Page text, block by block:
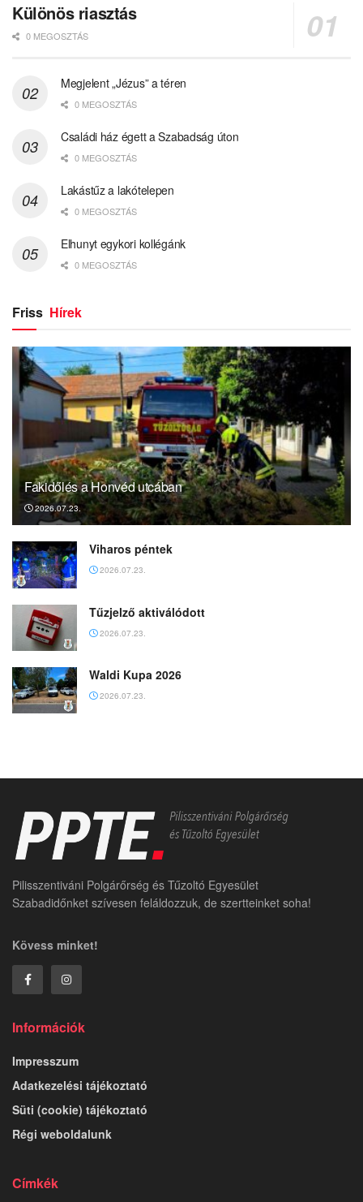
Különös riasztás
0 MEGOSZTÁS
Megjelent „Jézus” a téren
0 MEGOSZTÁS
Családi ház égett a Szabadság úton
0 MEGOSZTÁS
Lakástűz a lakótelepen
0 MEGOSZTÁS
Elhunyt egykori kollégánk
0 MEGOSZTÁS
Friss Hírek
Fakidőlés a Honvéd utcában
2026.07.23.
Viharos péntek
2026.07.23.
Tűzjelző aktiválódott
2026.07.23.
Waldi Kupa 2026
2026.07.23.
Pilisszentiváni Polgárőrség és Tűzoltó Egyesület
Szabadidőnket szívesen feláldozzuk, de szertteinket soha!
Kövess minket!
Információk
Impresszum
Adatkezelési tájékoztató
Süti (cookie) tájékoztató
Régi weboldalunk
Címkék